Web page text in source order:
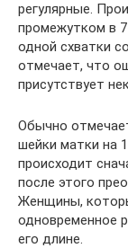
регулярные.
промежутком в
одной схватки
отмечает, что
присутствует
Обычно
шейки матки на
происходит
после этого
Женщины,
одновременное
его длине.